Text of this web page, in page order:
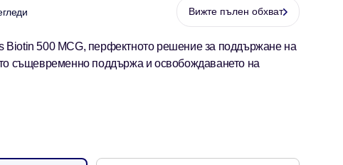
Вижте пълен обхват
Biotin 500 MCG, перфектното решение за поддържане на
същевременно поддържа и освобождаването на